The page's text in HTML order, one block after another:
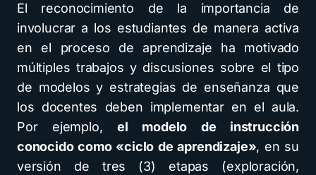
El reconocimiento de la importancia de
involucrar a los estudiantes de manera activa
en el proceso de aprendizaje ha motivado
múltiples trabajos y discusiones sobre el tipo
de modelos y estrategias de enseñanza que
los docentes deben implementar en el aula.
Por ejemplo,el modelo de instrucción
conocido como «ciclo de aprendizaje», en su
versión de tres (3) etapas (exploración,